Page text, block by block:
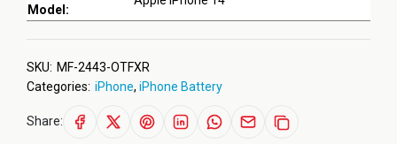
Model:
SKU: MF-2443-OTFXR
Categories: iPhone, iPhone Battery
Share: